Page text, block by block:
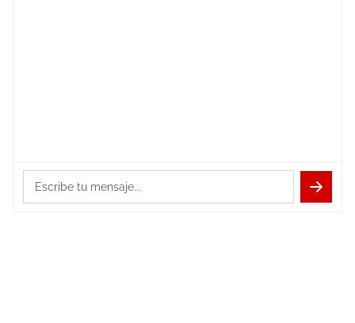
Escribe tu mensaje...